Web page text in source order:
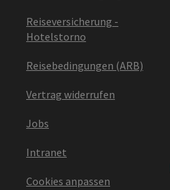
Reiseversicherung -
Hotelstorno
Reisebedingungen (ARB)
Vertrag widerrufen
Jobs
Intranet
Cookies anpassen